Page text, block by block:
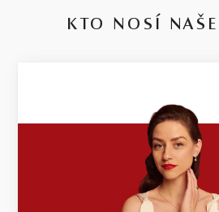
KTO NOSÍ NAŠE